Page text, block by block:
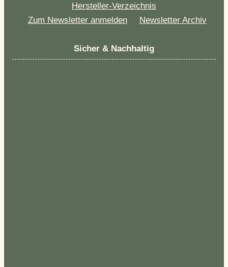
Hersteller-Verzeichnis
Zum Newsletter anmelden
Newsletter Archiv
Sicher & Nachhaltig